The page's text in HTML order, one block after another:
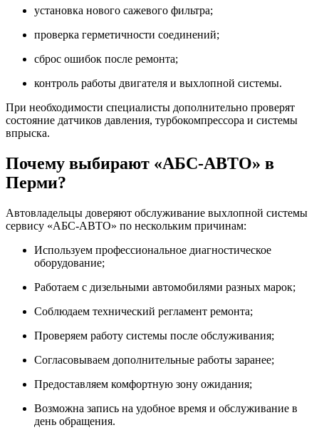
установка нового сажевого фильтра;
проверка герметичности соединений;
сброс ошибок после ремонта;
контроль работы двигателя и выхлопной системы.
При необходимости специалисты дополнительно проверят
состояние датчиков давления, турбокомпрессора и системы
впрыска.
Почему выбирают «АБС-АВТО» в
Перми?
Автовладельцы доверяют обслуживание выхлопной системы
сервису «АБС-АВТО» по нескольким причинам:
Используем профессиональное диагностическое
оборудование;
Работаем с дизельными автомобилями разных марок;
Соблюдаем технический регламент ремонта;
Проверяем работу системы после обслуживания;
Согласовываем дополнительные работы заранее;
Предоставляем комфортную зону ожидания;
Возможна запись на удобное время и обслуживание в
день обращения.